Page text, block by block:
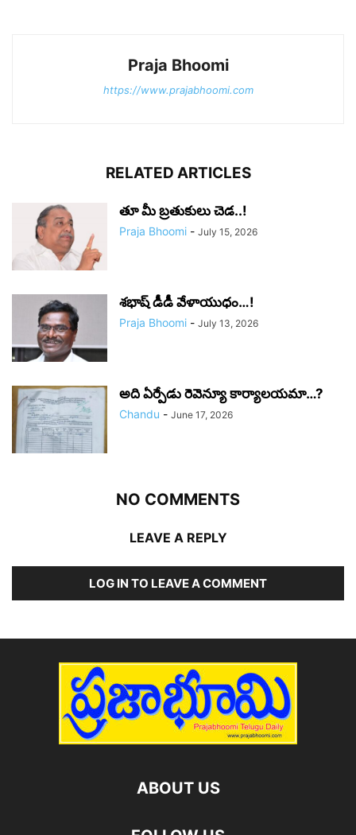
Praja Bhoomi
https://www.prajabhoomi.com
RELATED ARTICLES
తూ మీ బ్రతుకులు చెడ..!
Praja Bhoomi - July 15, 2026
శభాష్ డీడీ వేళాయుధం…!
Praja Bhoomi - July 13, 2026
అది ఏర్పేడు రెవెన్యూ కార్యాలయమా…?
Chandu - June 17, 2026
NO COMMENTS
LEAVE A REPLY
LOG IN TO LEAVE A COMMENT
ABOUT US